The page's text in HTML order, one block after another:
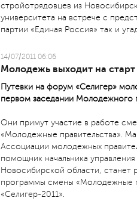
стройотрядовцев из
университета на встрече с
партии «Единая Россия» так и
14/07/2011 06:06
Молодежь выходит на старт
Путевки на форум «Селигер»
первом заседании Молодежного
Они примут участие в работе
«Молодежные правительства».
Ассоциации молодежных
помощник начальника
Новосибирской области, станет
программы смены «Молодежные
«Селигер-2011».